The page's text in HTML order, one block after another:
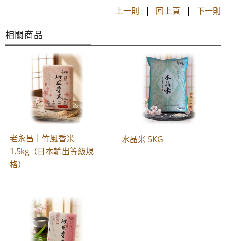
上一則 | 回上頁 | 下一則
相關商品
老永昌｜竹風香米
1.5kg（日本輸出等級規
格）
水晶米 5KG